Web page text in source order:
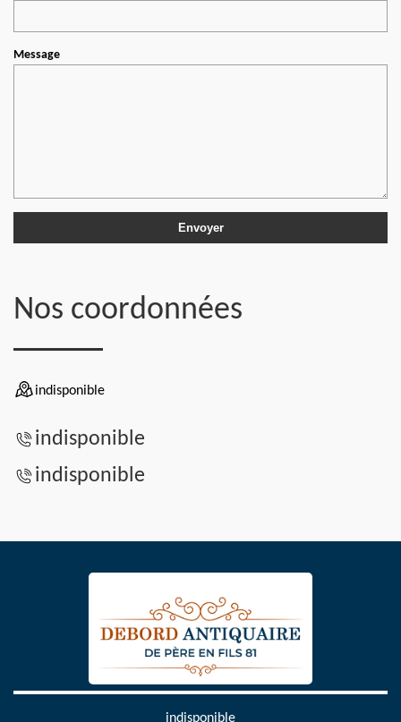
Message
Nos coordonnées
indisponible
indisponible
indisponible
indisponible